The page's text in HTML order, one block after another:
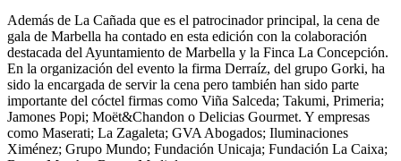
Además de La Cañada que es el patrocinador principal, la cena de
gala de Marbella ha contado en esta edición con la colaboración
destacada del Ayuntamiento de Marbella y la Finca La Concepción.
En la organización del evento la firma Derraíz, del grupo Gorki, ha
sido la encargada de servir la cena pero también han sido parte
importante del cóctel firmas como Viña Salceda; Takumi, Primeria;
Jamones Popi; Moët&Chandon o Delicias Gourmet. Y empresas
como Maserati; La Zagaleta; GVA Abogados; Iluminaciones
Ximénez; Grupo Mundo; Fundación Unicaja; Fundación La Caixa;